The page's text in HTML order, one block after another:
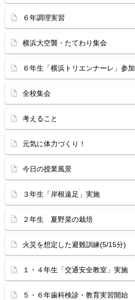
６年調理実習
横浜大空襲・たてわり集会
６年生「横浜トリエンナーレ」参加
全校集会
考えること
元気に体力づくり！
今日の授業風景
３年生「岸根遠足」実施
２年生 夏野菜の栽培
火災を想定した避難訓練(5/15分)
１・４年生「交通安全教室」実施
５・６年歯科検診・教育実習開始